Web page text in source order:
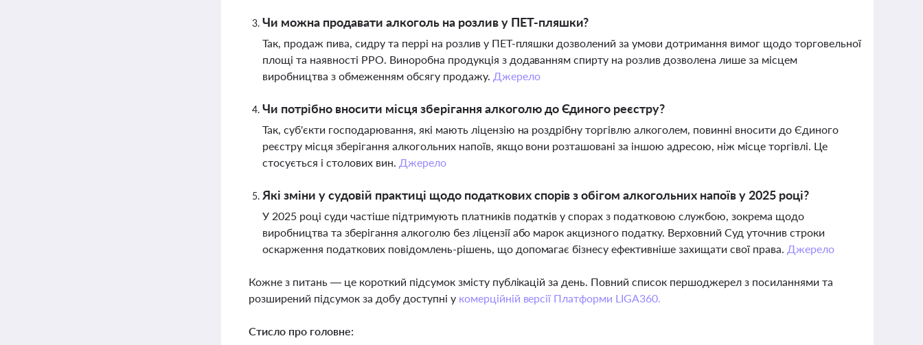
Чи можна продавати алкоголь на розлив у ПЕТ-пляшки?
Так, продаж пива, сидру та перрі на розлив у ПЕТ-пляшки дозволений за умови дотримання вимог щодо торговельної
площі та наявності РРО. Виноробна продукція з додаванням спирту на розлив дозволена лише за місцем
виробництва з обмеженням обсягу продажу. Джерело
Чи потрібно вносити місця зберігання алкоголю до Єдиного реєстру?
Так, суб'єкти господарювання, які мають ліцензію на роздрібну торгівлю алкоголем, повинні вносити до Єдиного
реєстру місця зберігання алкогольних напоїв, якщо вони розташовані за іншою адресою, ніж місце торгівлі. Це
стосується і столових вин. Джерело
Які зміни у судовій практиці щодо податкових спорів з обігом алкогольних напоїв у 2025 році?
У 2025 році суди частіше підтримують платників податків у спорах з податковою службою, зокрема щодо
виробництва та зберігання алкоголю без ліцензії або марок акцизного податку. Верховний Суд уточнив строки
оскарження податкових повідомлень-рішень, що допомагає бізнесу ефективніше захищати свої права. Джерело
Кожне з питань — це короткий підсумок змісту публікацій за день. Повний список першоджерел з посиланнями та
розширений підсумок за добу доступні у комерційній версії Платформи LIGA360.
Стисло про головне: